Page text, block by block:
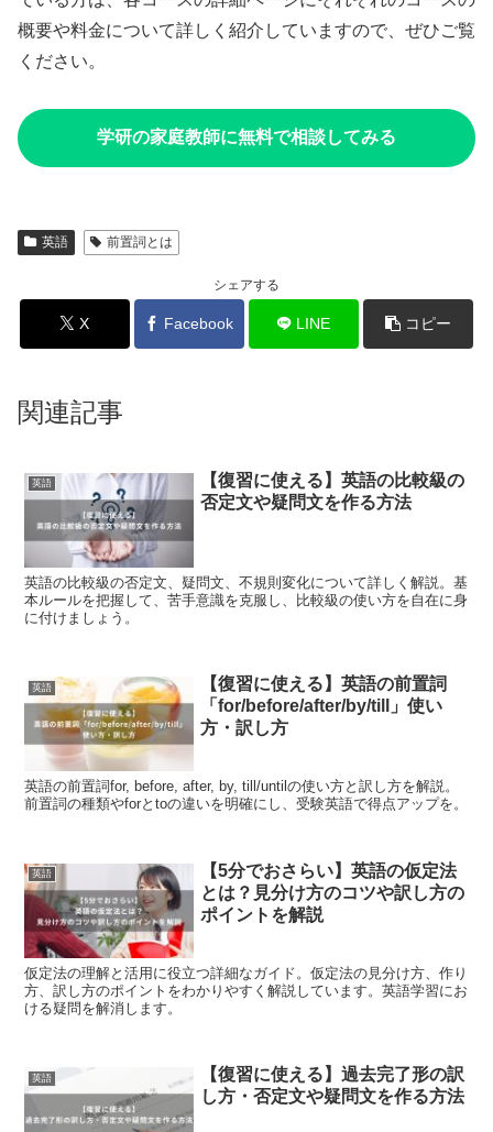
概要や料金について詳しく紹介していますので、ぜひご覧
ください。
学研の家庭教師に無料で相談してみる
英語 前置詞とは
シェアする
X Facebook LINE コピー
関連記事
英語
【復習に使える】英語の比較級の
否定文や疑問文を作る方法
英語の比較級の否定文、疑問文、不規則変化について詳しく解説。基
本ルールを把握して、苦手意識を克服し、比較級の使い方を自在に身
に付けましょう。
英語
【復習に使える】英語の前置詞
「for/before/after/by/till」使い
方・訳し方
英語の前置詞for, before, after, by, till/untilの使い方と訳し方を解説。
前置詞の種類やforとtoの違いを明確にし、受験英語で得点アップを。
英語
【5分でおさらい】英語の仮定法
とは？見分け方のコツや訳し方の
ポイントを解説
仮定法の理解と活用に役立つ詳細なガイド。仮定法の見分け方、作り
方、訳し方のポイントをわかりやすく解説しています。英語学習にお
ける疑問を解消します。
英語
【復習に使える】過去完了形の訳
し方・否定文や疑問文を作る方法